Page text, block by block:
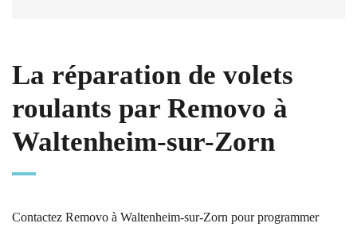
La réparation de volets
roulants par Removo à
Waltenheim-sur-Zorn
Contactez Removo à Waltenheim-sur-Zorn pour programmer